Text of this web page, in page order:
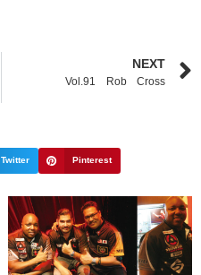
NEXT
Vol.91 Rob Cross
Twitter Pinterest